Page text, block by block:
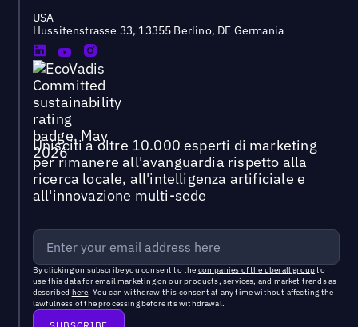
USA
Hussitenstrasse 33, 13355 Berlino, DE Germania
Unisciti a oltre 10.000 esperti di marketing
per rimanere all'avanguardia rispetto alla
ricerca locale, all'intelligenza artificiale e
all'innovazione multi-sede
By clicking on subscribe you consent to the companies of the uberall groupto
use this data for email marketing on our products, services, and market trends as
described here. You can withdraw this consent at any time without affecting the
lawfulness of the processing before its withdrawal.